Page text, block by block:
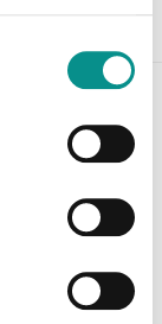
iMac
Kit is geschikt